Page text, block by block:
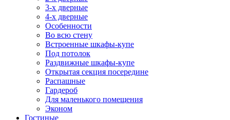
3-х дверные
4-х дверные
Особенности
Во всю стену
Встроенные шкафы-купе
Под потолок
Раздвижные шкафы-купе
Открытая секция посередине
Распашные
Гардероб
Для маленького помещения
Эконом
Гостиные